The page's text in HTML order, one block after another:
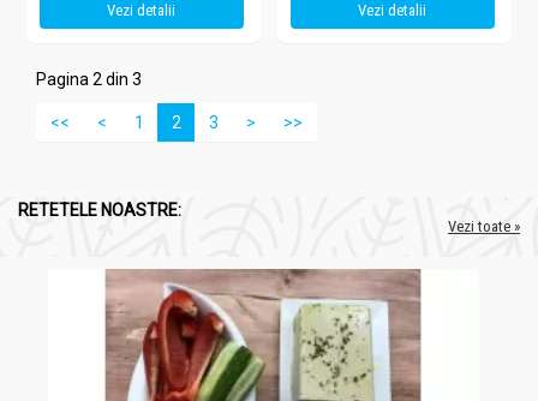
Vezi detalii Vezi detalii
Pagina 2 din 3
<< < 1 2 3 > >>
RETETELE NOASTRE:
Vezi toate »